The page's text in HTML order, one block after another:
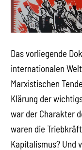
Das vorliegende
internationalen
Marxistischen
Klärung der
war der Charakter
waren die
Kapitalismus? Und